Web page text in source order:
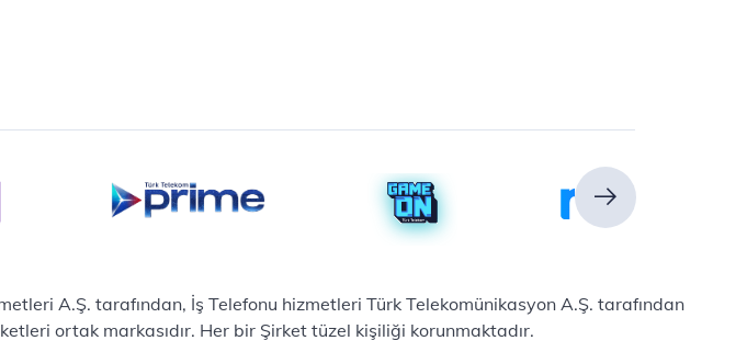
A.Ş. tarafından, İş Telefonu hizmetleri Türk Telekomünikasyon A.Ş. tarafından
ortak markasıdır. Her bir Şirket tüzel kişiliği korunmaktadır.